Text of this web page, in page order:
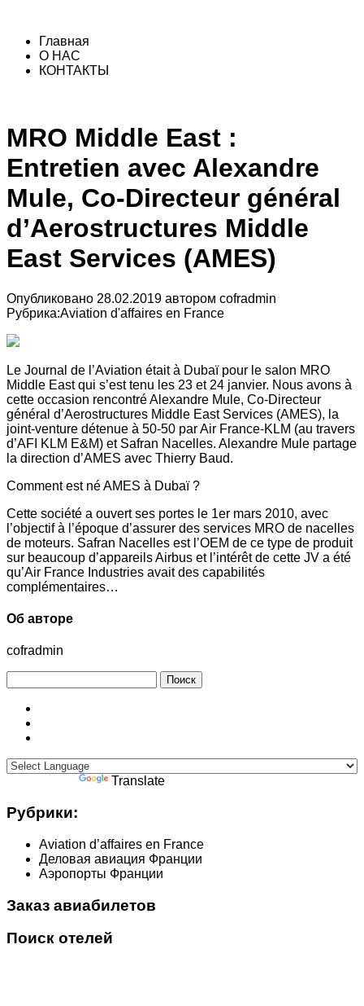
Главная
О НАС
КОНТАКТЫ
MRO Middle East :
Entretien avec Alexandre
Mule, Co-Directeur général
d’Aerostructures Middle
East Services (AMES)
Опубликовано 28.02.2019 автором cofradmin
Рубрика:Aviation d'affaires en France
Le Journal de l’Aviation était à Dubaï pour le salon MRO
Middle East qui s’est tenu les 23 et 24 janvier. Nous avons à
cette occasion rencontré Alexandre Mule, Co-Directeur
général d’Aerostructures Middle East Services (AMES), la
joint-venture détenue à 50-50 par Air France-KLM (au travers
d’AFI KLM E&M) et Safran Nacelles. Alexandre Mule partage
la direction d’AMES avec Thierry Baud.
Comment est né AMES à Dubaï ?
Cette société a ouvert ses portes le 1er mars 2010, avec
l’objectif à l’époque d’assurer des services MRO de nacelles
de moteurs. Safran Nacelles est l’OEM de ce type de produit
sur beaucoup d’appareils Airbus et l’intérêt de cette JV a été
qu’Air France Industries avait des capabilités
complémentaires…
Об авторе
cofradmin
Translate
Рубрики:
Aviation d’affaires en France
Деловая авиация Франции
Аэропорты Франции
Заказ авиабилетов
Поиск отелей